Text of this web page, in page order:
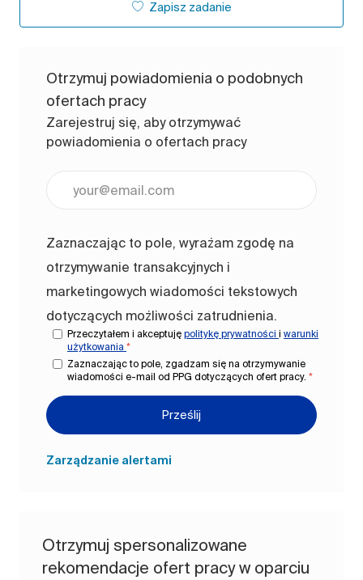
Zapisz zadanie
Otrzymuj powiadomienia o podobnych
ofertach pracy
Zarejestruj się, aby otrzymywać
powiadomienia o ofertach pracy
Zaznaczając to pole, wyrażam zgodę na
otrzymywanie transakcyjnych i
marketingowych wiadomości tekstowych
dotyczących możliwości zatrudnienia.
Przeczytałem i akceptuję politykę prywatności i warunki
użytkowania *
Zaznaczając to pole, zgadzam się na otrzymywanie
wiadomości e-mail od PPG dotyczących ofert pracy. *
Prześlij
Zarządzanie alertami
Otrzymuj spersonalizowane
rekomendacje ofert pracy w oparciu